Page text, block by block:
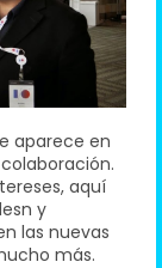
aparece en
aquí
y
las nuevas
más.